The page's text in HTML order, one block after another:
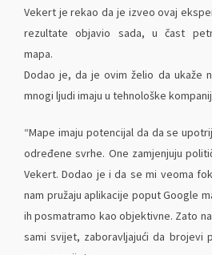
Vekert je rekao da je izveo ovaj
rezultate objavio sada, u čast
mapa.
Dodao je, da je ovim želio da ukaže
mnogi ljudi imaju u tehnološke
“Mape imaju potencijal da da se
određene svrhe. One zamjenjuju
Vekert. Dodao je i da se mi veoma
nam pružaju aplikacije poput Google
ih posmatramo kao objektivne. Zato
sami svijet, zaboravljajući da brojevi